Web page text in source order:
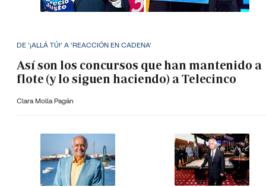
DE '¡ALLÁ TÚ!' A 'REACCIÓN EN CADENA'
Así son los concursos que han mantenido a
flote (y lo siguen haciendo) a Telecinco
Clara Molla Pagán